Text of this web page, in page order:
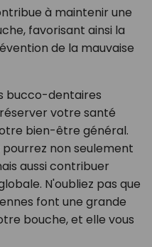
à maintenir une
favorisant ainsi la
de la mauvaise
bucco-dentaires
votre santé
bien-être général.
pourrez non seulement
aussi contribuer
N'oubliez pas que
font une grande
bouche, et elle vous